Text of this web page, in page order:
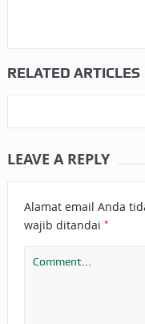
RELATED ARTICLES
LEAVE A REPLY
Alamat email Anda
wajib ditandai *